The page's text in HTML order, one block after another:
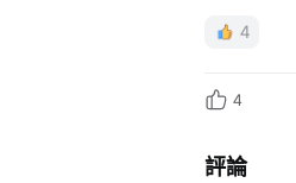
4
4
評論